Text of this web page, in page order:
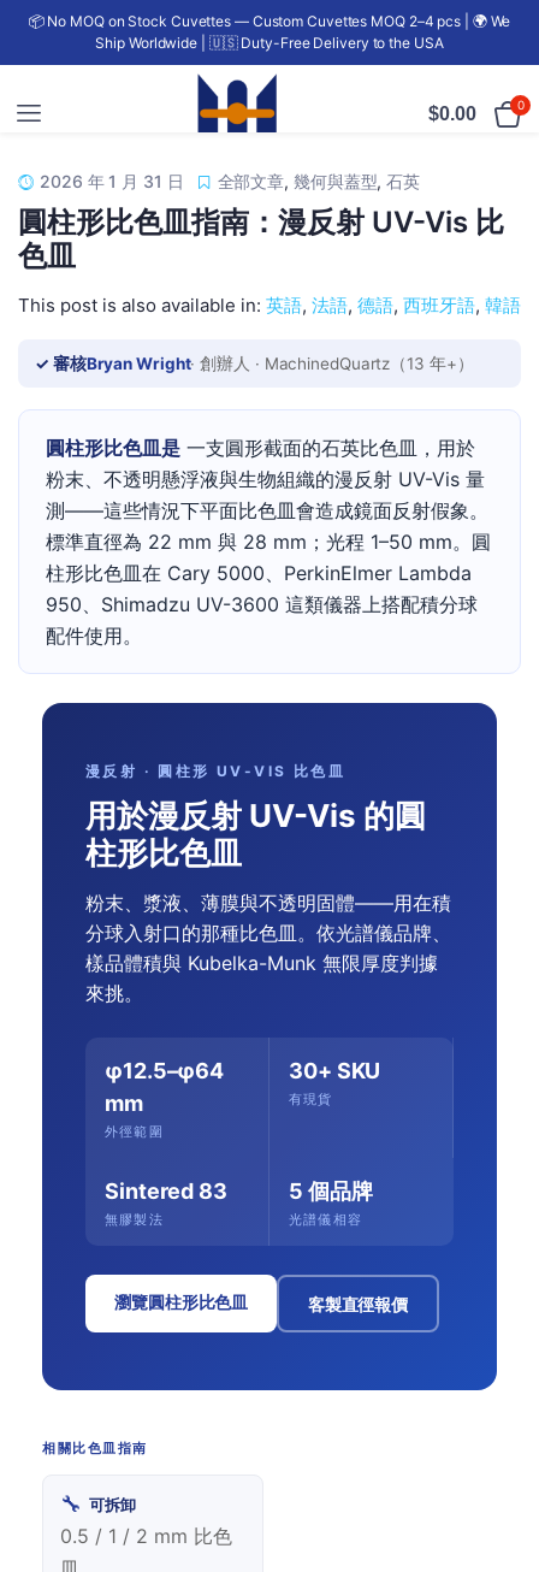
📦 No MOQ on Stock Cuvettes — Custom Cuvettes MOQ 2–4 pcs | 🌍 We
Ship Worldwide | 🇺🇸 Duty-Free Delivery to the USA
$0.00 0
2026 年 1 月 31 日 全部文章, 幾何與蓋型,石英
圓柱形比色皿指南：漫反射 UV-Vis 比
色皿
This post is also available in: 英語 法語 德語 西班牙語 韓語
✓ 審核Bryan Wright· 創辦人 · MachinedQuartz（13 年+）
圓柱形比色皿是 一支圓形截面的石英比色皿，用於
粉末、不透明懸浮液與生物組織的漫反射 UV-Vis 量
測——這些情況下平面比色皿會造成鏡面反射假象。
標準直徑為 22 mm 與 28 mm；光程 1–50 mm。圓
柱形比色皿在 Cary 5000、PerkinElmer Lambda
950、Shimadzu UV-3600 這類儀器上搭配積分球
配件使用。
漫反射 · 圓柱形 UV-VIS 比色皿
用於漫反射 UV-Vis 的圓
柱形比色皿
粉末、漿液、薄膜與不透明固體——用在積
分球入射口的那種比色皿。依光譜儀品牌、
樣品體積與 Kubelka-Munk 無限厚度判據
來挑。
φ12.5–φ64
mm
外徑範圍
30+ SKU
有現貨
Sintered 83
無膠製法
5 個品牌
光譜儀相容
瀏覽圓柱形比色皿 客製直徑報價
相關比色皿指南
🔧 可拆卸
0.5 / 1 / 2 mm 比色